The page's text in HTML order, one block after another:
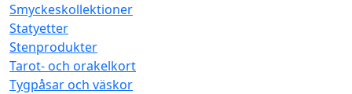
Smyckeskollektioner
Statyetter
Stenprodukter
Tarot- och orakelkort
Tygpåsar och väskor